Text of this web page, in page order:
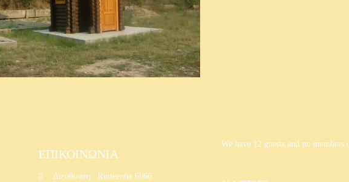
ΕΠΙΚΟΙΝΩΝΙΑ
Διεύθυνση : Rinteentie 6b66
We have 12 guests and no members